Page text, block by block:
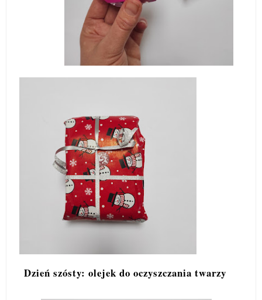
Dzień szósty: olejek do oczyszczania twarzy